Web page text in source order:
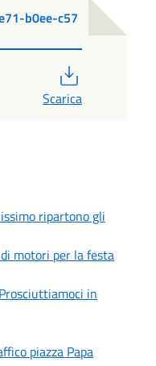
b0ee-c57
Scarica
ripartono gli
motori per la festa
in
piazza Papa